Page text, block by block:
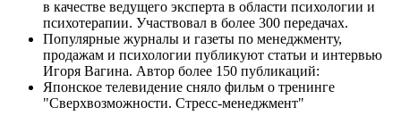
в качестве ведущего эксперта в области психологии и
психотерапии. Участвовал в более 300 передачах.
Популярные журналы и газеты по менеджменту,
продажам и психологии публикуют статьи и интервью
Игоря Вагина. Автор более 150 публикаций:
Японское телевидение сняло фильм о тренинге
"Сверхвозможности. Стресс-менеджмент"